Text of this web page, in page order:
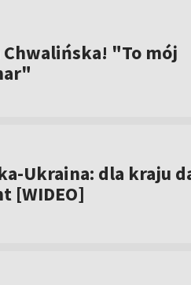
"To mój
Ukraina: dla kraju
[WIDEO]